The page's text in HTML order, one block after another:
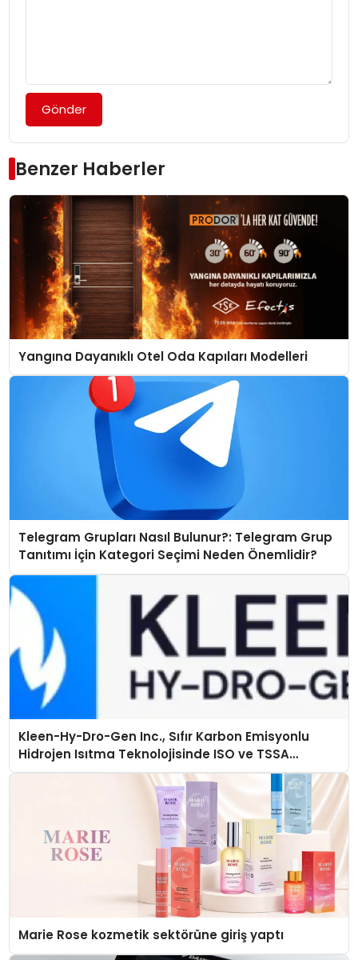
Gönder
Benzer Haberler
Yangına Dayanıklı Otel Oda Kapıları Modelleri
Telegram Grupları Nasıl Bulunur?: Telegram Grup
Tanıtımı İçin Kategori Seçimi Neden Önemlidir?
Kleen-Hy-Dro-Gen Inc., Sıfır Karbon Emisyonlu
Hidrojen Isıtma Teknolojisinde ISO ve TSSA
Düzenleyici Onaylarını Aldı
Marie Rose kozmetik sektörüne giriş yaptı